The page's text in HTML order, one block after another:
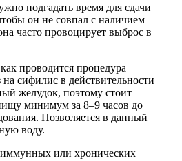
подгадать время для сдачи
он не совпал с наличием
часто провоцирует выброс в
проводится процедура –
сифилис в действительности
желудок, поэтому стоит
минимум за 8–9 часов до
Позволяется в данный
воду.
или хронических